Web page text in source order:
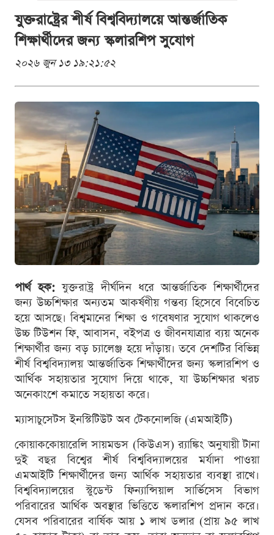
যুক্তরাষ্ট্রের শীর্ষ বিশ্ববিদ্যালয়ে আন্তর্জাতিক
শিক্ষার্থীদের জন্য স্কলারশিপ সুযোগ
২০২৬ জুন ১৩ ১৯:২১:৫২
পার্থ হক: যুক্তরাষ্ট্র দীর্ঘদিন ধরে আন্তর্জাতিক শিক্ষার্থীদের
জন্য উচ্চশিক্ষার অন্যতম আকর্ষণীয় গন্তব্য হিসেবে বিবেচিত
হয়ে আসছে। বিশ্বমানের শিক্ষা ও গবেষণার সুযোগ থাকলেও
উচ্চ টিউশন ফি, আবাসন, বইপত্র ও জীবনযাত্রার ব্যয় অনেক
শিক্ষার্থীর জন্য বড় চ্যালেঞ্জ হয়ে দাঁড়ায়। তবে দেশটির বিভিন্ন
শীর্ষ বিশ্ববিদ্যালয় আন্তর্জাতিক শিক্ষার্থীদের জন্য স্কলারশিপ ও
আর্থিক সহায়তার সুযোগ দিয়ে থাকে, যা উচ্চশিক্ষার খরচ
অনেকাংশে কমাতে সহায়তা করে।
ম্যাসাচুসেটস ইনস্টিটিউট অব টেকনোলজি (এমআইটি)
কোয়াককোয়ারেলি সায়মন্ডস (কিউএস) র‍্যাঙ্কিং অনুযায়ী টানা
দুই বছর বিশ্বের শীর্ষ বিশ্ববিদ্যালয়ের মর্যাদা পাওয়া
এমআইটি শিক্ষার্থীদের জন্য আর্থিক সহায়তার ব্যবস্থা রাখে।
বিশ্ববিদ্যালয়ের স্টুডেন্ট ফিন্যান্সিয়াল সার্ভিসেস বিভাগ
পরিবারের আর্থিক অবস্থার ভিত্তিতে স্কলারশিপ প্রদান করে।
যেসব পরিবারের বার্ষিক আয় ১ লাখ ডলার (প্রায় ৯৫ লাখ